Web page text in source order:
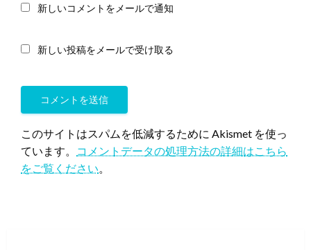
新しいコメントをメールで通知
新しい投稿をメールで受け取る
このサイトはスパムを低減するために Akismet を使っ
ています。
コメントデータの処理方法の詳細はこちら
をご覧ください。